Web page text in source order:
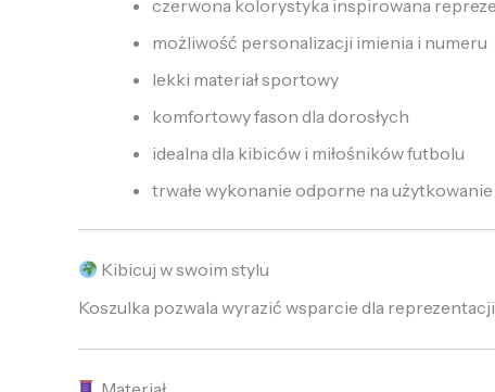
czerwona kolorystyka inspirowana
możliwość personalizacji imienia i numeru
lekki materiał sportowy
komfortowy fason dla dorosłych
idealna dla kibiców i miłośników futbolu
trwałe wykonanie odporne na użytkowanie
Kibicuj w swoim stylu
Koszulka pozwala wyrazić wsparcie dla